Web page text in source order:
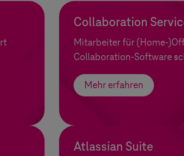
Collaboration
Mitarbeiter für (Home-
Collaboration-Software
Mehr erfahren
Atlassian Suite